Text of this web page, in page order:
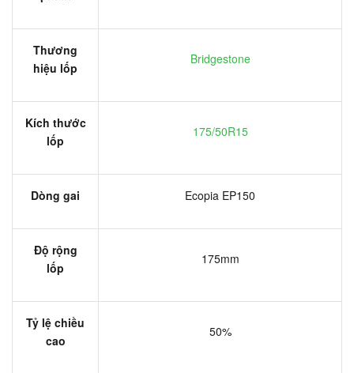
Thương
hiệu lốp
Bridgestone
Kích thước
lốp
175/50R15
Dòng gai Ecopia EP150
Độ rộng
lốp
175mm
Tỷ lệ chiều
cao
50%